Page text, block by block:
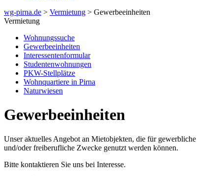
wg-pirna.de > Vermietung > Gewerbeeinheiten
Vermietung
Wohnungssuche
Gewerbeeinheiten
Interessentenformular
Studentenwohnungen
PKW-Stellplätze
Wohnquartiere in Pirna
Naturwiesen
Gewerbeeinheiten
Unser aktuelles Angebot an Mietobjekten, die für gewerbliche
und/oder freiberufliche Zwecke genutzt werden können.
Bitte kontaktieren Sie uns bei Interesse.